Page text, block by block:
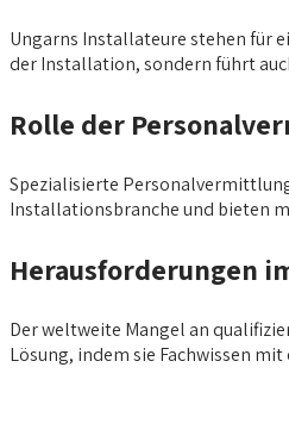
Ungarns Installateure stehen für
der Installation, sondern führt
Rolle der
Spezialisierte
Installationsbranche und bieten
Herausforderungen
Der weltweite Mangel an
Lösung, indem sie Fachwissen